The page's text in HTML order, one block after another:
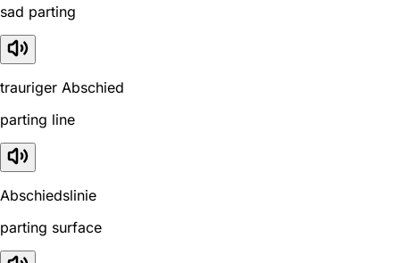
sad parting
trauriger Abschied
parting line
Abschiedslinie
parting surface